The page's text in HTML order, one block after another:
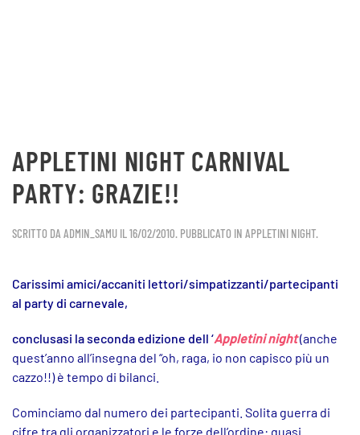
APPLETINI NIGHT CARNIVAL
PARTY: GRAZIE!!
SCRITTO DA ADMIN_SAMU IL16/02/2010. PUBBLICATO IN APPLETINI NIGHT.
Carissimi amici/accaniti lettori/simpatizzanti/partecipanti
al party di carnevale,
conclusasi la seconda edizione dell ‘Appletini night(anche
quest’anno all’insegna del “oh, raga, io non capisco più un
cazzo!!) è tempo di bilanci.
Cominciamo dal numero dei partecipanti. Solita guerra di
cifre tra gli organizzatori e le forze dell’ordine: quasi